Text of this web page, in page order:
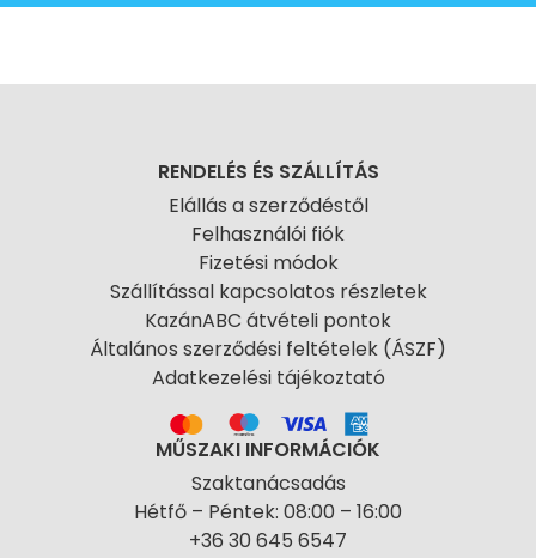
RENDELÉS ÉS SZÁLLÍTÁS
Elállás a szerződéstől
Felhasználói fiók
Fizetési módok
Szállítással kapcsolatos részletek
KazánABC átvételi pontok
Általános szerződési feltételek (ÁSZF)
Adatkezelési tájékoztató
MŰSZAKI INFORMÁCIÓK
Szaktanácsadás
Hétfő – Péntek: 08:00 – 16:00
+36 30 645 6547